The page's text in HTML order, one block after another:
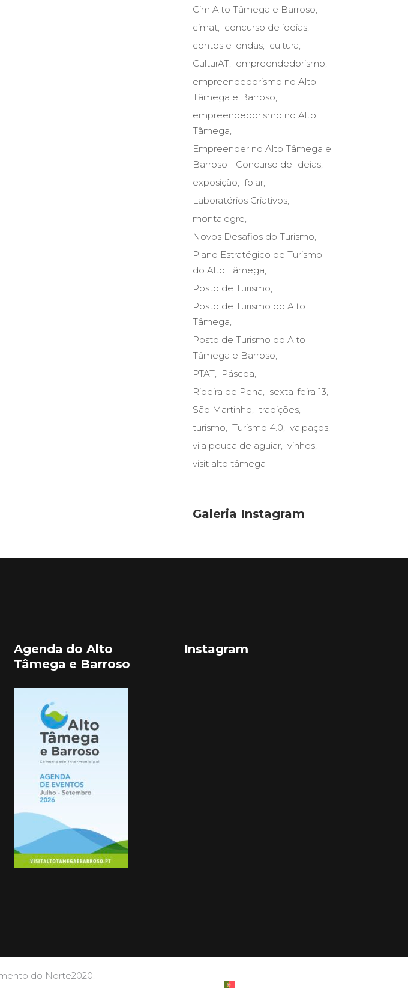
Cim Alto Tâmega e Barroso
cimat
concurso de ideias
contos e lendas
cultura
CulturAT
empreendedorismo
empreendedorismo no Alto
Tâmega e Barroso
empreendedorismo no Alto
Tãmega
Empreender no Alto Tâmega e
Barroso - Concurso de Ideias
exposição
folar
Laboratórios Criativos
montalegre
Novos Desafios do Turismo
Plano Estratégico de Turismo
do Alto Tâmega
Posto de Turismo
Posto de Turismo do Alto
Tâmega
Posto de Turismo do Alto
Tâmega e Barroso
PTAT
Páscoa
Ribeira de Pena
sexta-feira 13
São Martinho
tradições
turismo
Turismo 4.0
valpaços
vila pouca de aguiar
vinhos
visit alto tâmega
Galeria Instagram
Agenda do Alto
Tâmega e Barroso
Instagram